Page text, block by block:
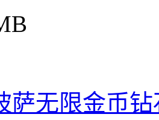
萨无限金币